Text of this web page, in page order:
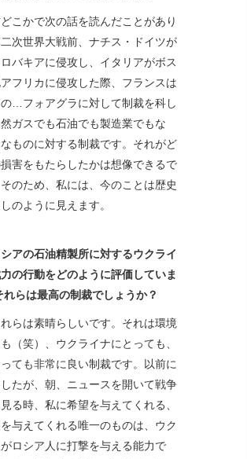
こかで次の話を読んだことがあり
次世界大戦前、ナチス・ドイツが
バキアに侵攻し、イタリアがボス
フリカに侵攻した際、フランスは
…フォアグラに対して制裁を科し
ガスでも石油でも製造業でもな
ものに対する制裁です。それがど
害をもたらしたかは想像できるで
のため、私には、今のことは歴史
のように見えます。
アの石油精製所に対するウクライ
の行動をどのように評価していま
れらは最高の制裁でしょうか？
らは素晴らしいです。それは環境
（笑）、ウクライナにとっても、
ても非常に良い制裁です。以前に
たが、朝、ニュースを開いて戦争
る時、私に希望を与えてくれる、
与えてくれる唯一のものは、ウク
ロシア人に打撃を与える能力で